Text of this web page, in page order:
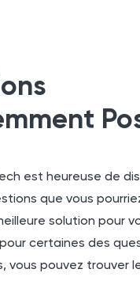
est heureuse de
que vous
solution pour
certaines des
vous pouvez trouver